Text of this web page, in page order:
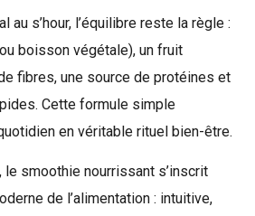
au s’hour, l’équilibre reste la règle :
boisson végétale), un fruit
fibres, une source de protéines et
Cette formule simple
en véritable rituel bien-être.
le smoothie nourrissant s’inscrit
de l’alimentation : intuitive,